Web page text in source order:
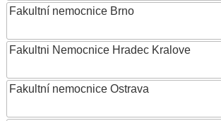
Fakultní nemocnice Brno
Fakultni Nemocnice Hradec Kralove
Fakultní nemocnice Ostrava